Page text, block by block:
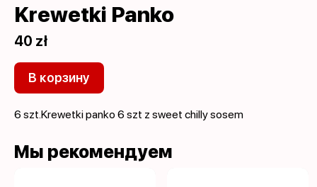
Krewetki Panko
40 zł
В корзину
6 szt.Krewetki panko 6 szt z sweet chilly sosem
Мы рекомендуем